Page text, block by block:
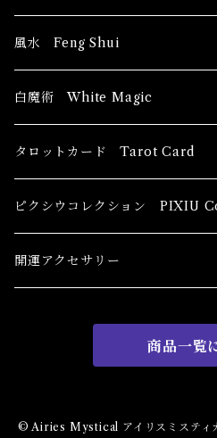
風水 Feng Shui
ブッダ Buddha
恋愛運
健康運 Health
金運 Money
キーチェーン
金運 Money
干支風水置き物
白魔術 White Magic
香油 Oils
恋愛 Love
金運 Money
スピリチュアル Spiritual
キャンドル Candles
恋愛 Love
線香 Stick Incense
パウダー Magical Powder
仕事
バス＆フロアウォッシュ
タロットカード Tarot Card
初心者向け For The Beginners
中級者向け
ピクシウコレクション PIXIU
開運アクセサリー
商品一覧
© Airies Mystical アイリスミスティ